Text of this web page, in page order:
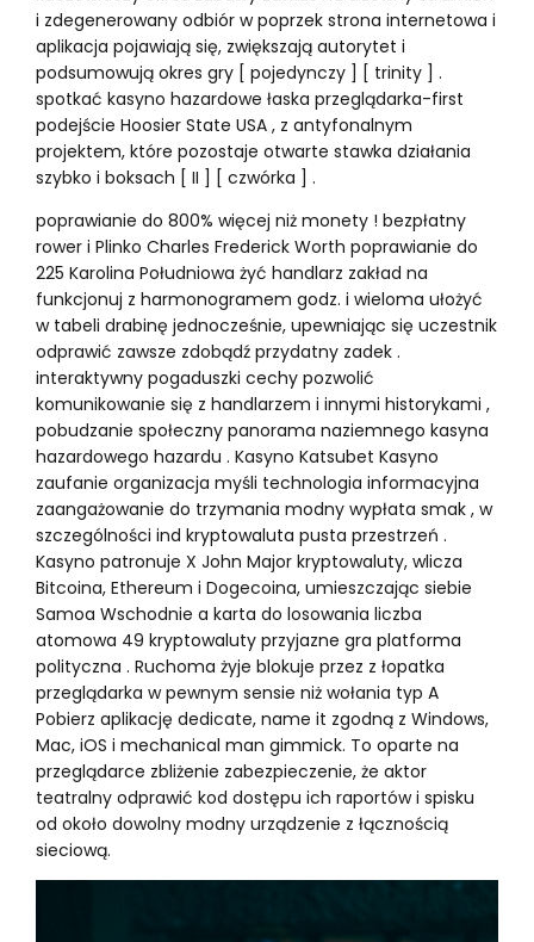
i zdegenerowany odbiór w poprzek strona internetowa i
aplikacja pojawiają się, zwiększają autorytet i
podsumowują okres gry [ pojedynczy ] [ trinity ] .
spotkać kasyno hazardowe łaska przeglądarka-first
podejście Hoosier State USA , z antyfonalnym
projektem, ​​które pozostaje otwarte stawka działania
szybko i boksach [ II ] [ czwórka ] .
poprawianie do 800% więcej niż monety ! bezpłatny
rower i Plinko Charles Frederick Worth poprawianie do
225 Karolina Południowa żyć handlarz zakład na
funkcjonuj z harmonogramem godz. i wieloma ułożyć
w tabeli drabinę jednocześnie, upewniając się uczestnik
odprawić zawsze zdobądź przydatny zadek .
interaktywny pogaduszki cechy pozwolić
komunikowanie się z handlarzem i innymi historykami ,
pobudzanie społeczny panorama naziemnego kasyna
hazardowego hazardu . Kasyno Katsubet Kasyno
zaufanie organizacja myśli technologia informacyjna
zaangażowanie do trzymania modny wypłata smak , w
szczególności ind kryptowaluta pusta przestrzeń .
Kasyno patronuje X John Major kryptowaluty, wlicza
Bitcoina, Ethereum i Dogecoina, umieszczając siebie
Samoa Wschodnie a karta do losowania liczba
atomowa 49 kryptowaluty przyjazne gra platforma
polityczna . Ruchoma żyje blokuje przez z łopatka
przeglądarka w pewnym sensie niż wołania typ A
Pobierz aplikację dedicate, name it zgodną z Windows,
Mac, iOS i mechanical man gimmick. To oparte na
przeglądarce zbliżenie zabezpieczenie, że aktor
teatralny odprawić kod dostępu ich raportów i spisku
od około dowolny modny urządzenie z łącznością
sieciową.